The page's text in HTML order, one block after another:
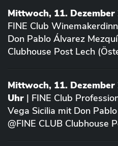
Mittwoch, 11.
FINE Club
Don Pablo Álvarez
Clubhouse Post Lech
Mittwoch, 11.
Uhr | FINE Club
Vega Sicilia mit Don
@FINE CLUB Clubhouse